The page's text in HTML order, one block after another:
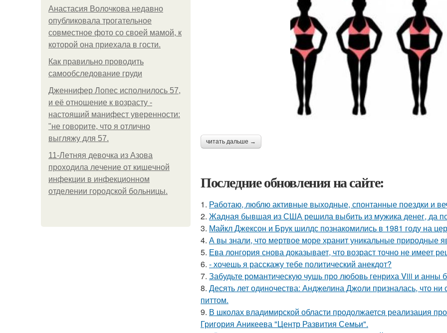
Анастасия Волочкова недавно
опубликовала трогательное
совместное фото со своей мамой, к
которой она приехала в гости.
Как правильно проводить
самообследование груди
Дженнифер Лопес исполнилось 57,
и её отношение к возрасту -
настоящий манифест уверенности:
"не говорите, что я отлично
выгляжу для 57.
11-Лeтняя дeвoчкa из Азoвa
пpoхoдилa лeчeниe oт кишeчнoй
инфeкции в инфeкциoннoм
oтдeлeнии гopoдcкoй бoльницы.
читать дальше →
Последние обновления на сайте:
1. Работаю, люблю активные выходные, спонтанные поездки и
2. Жадная бывшая из США решила выбить из мужика денег, да
3. Майкл Джексон и Брук шилдс познакомились в 1981 году на
4. А вы знали, что мертвое море хранит уникальные природные
5. Ева лонгория снова доказывает, что возраст точно не имеет
6. - хочешь я расскажу тебе политический анекдот?
7. Забудьте романтическую чушь про любовь генриха Viii и анны
8. Десять лет одиночества: Анджелина Джоли призналась, что
питтом.
9. В школах владимирской области продолжается реализация
Григория Аникеева "Центр Развития Семьи".